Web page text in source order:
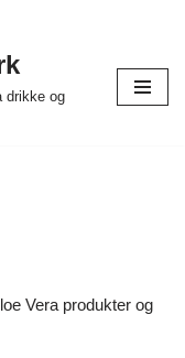
drikke og
Vera produkter og